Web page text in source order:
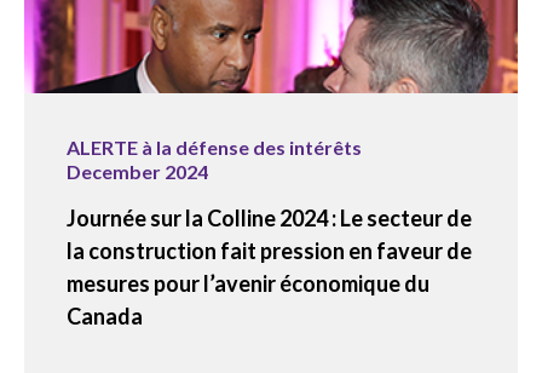
ALERTE à la défense des intérêts
December 2024
Journée sur la Colline 2024 : Le secteur de
la construction fait pression en faveur de
mesures pour l’avenir économique du
Canada